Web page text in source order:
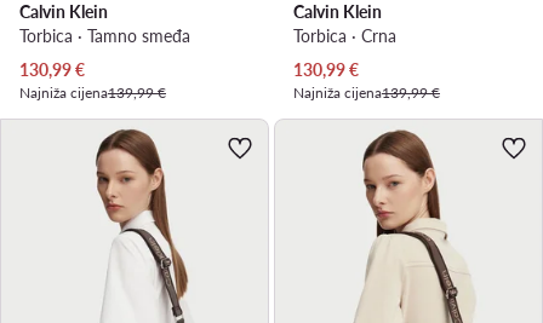
Calvin Klein
Torbica · Tamno smeđa
Trenutna cijena
130,99€
Najniža cijena139,99 €
Calvin Klein
Torbica · Crna
Trenutna cijena
130,99€
Najniža cijena139,99 €